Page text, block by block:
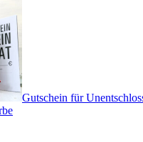
Gutschein für